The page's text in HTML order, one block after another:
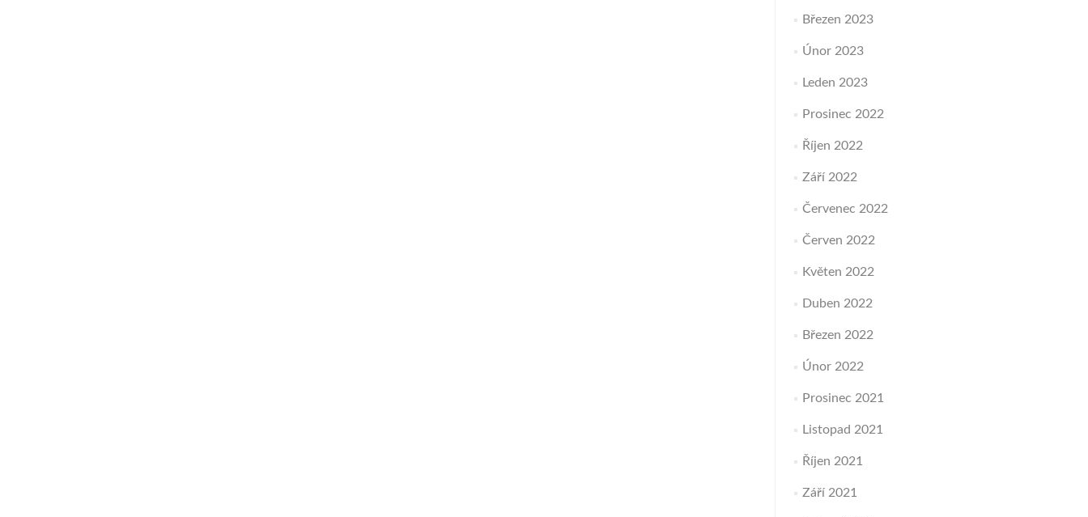
Březen 2023
Únor 2023
Leden 2023
Prosinec 2022
Říjen 2022
Září 2022
Červenec 2022
Červen 2022
Květen 2022
Duben 2022
Březen 2022
Únor 2022
Prosinec 2021
Listopad 2021
Říjen 2021
Září 2021